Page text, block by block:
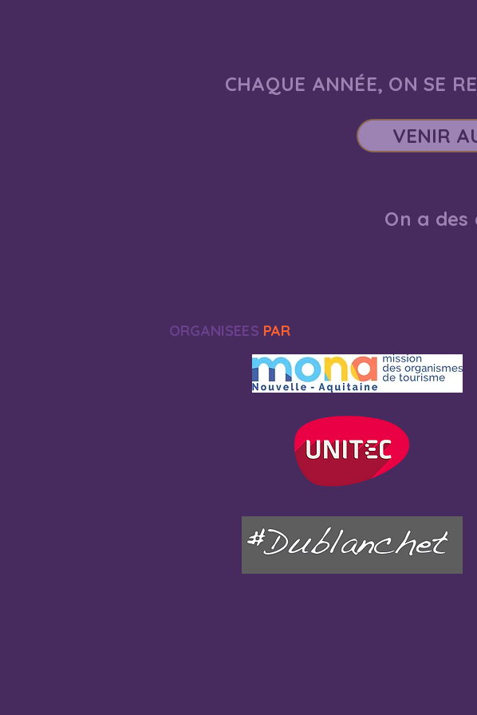
CHAQUE ANNÉE, ON SE
VENIR
On a
ORGANISEES PAR